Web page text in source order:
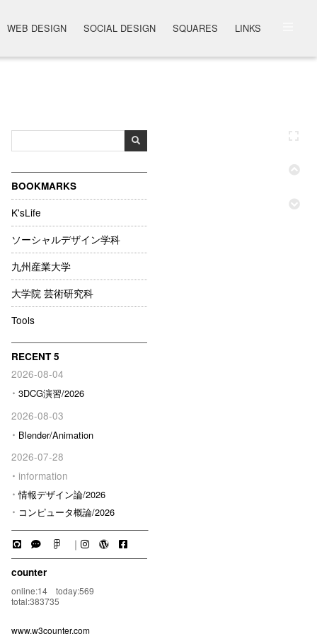
WEB DESIGN SOCIAL DESIGN SQUARES LINKS
BOOKMARKS
K'sLife
ソーシャルデザイン学科
九州産業大学
大学院 芸術研究科
Tools
RECENT 5
2026-08-04
3DCG演習/2026
2026-08-03
Blender/Animation
2026-07-28
information
情報デザイン論/2026
コンピュータ概論/2026
｜
counter
online:14 today:569
total:383735
www.w3counter.com